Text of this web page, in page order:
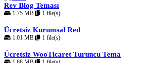
Rev Blog Teması
1.75 MB 1 file(s)
Ücretsiz Kurumsal Red
1.01 MB 1 file(s)
Ücretsiz WooTicaret Turuncu Tema